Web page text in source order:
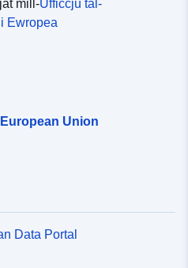
47de-b5c7-
mill-Uffiċċju tal-
Ewropea
Union
Data Portal